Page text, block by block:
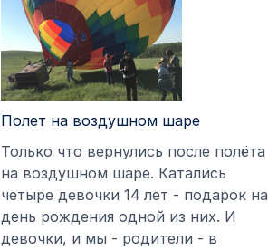
Полет на воздушном шаре
Только что вернулись после полёта
на воздушном шаре. Катались
четыре девочки 14 лет - подарок на
день рождения одной из них. И
девочки, и мы - родители - в